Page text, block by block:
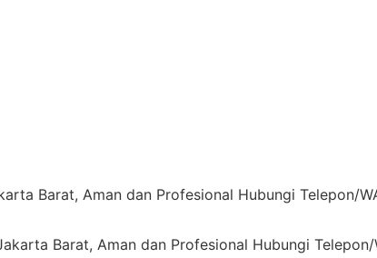
Barat, Aman dan Profesional Hubungi Telepon/